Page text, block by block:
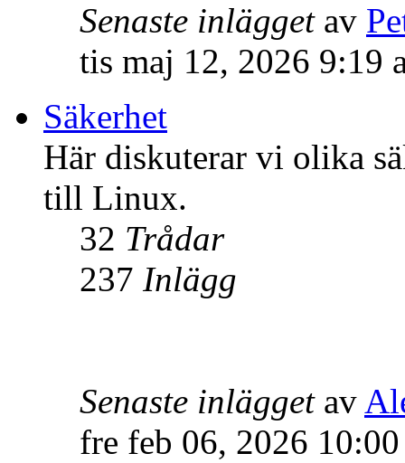
Senaste inläggetav
tis maj 12, 2026 9:19
Säkerhet
Här diskuterar vi olika
till Linux.
32 Trådar
237 Inlägg
Senaste inläggetav
fre feb 06, 2026